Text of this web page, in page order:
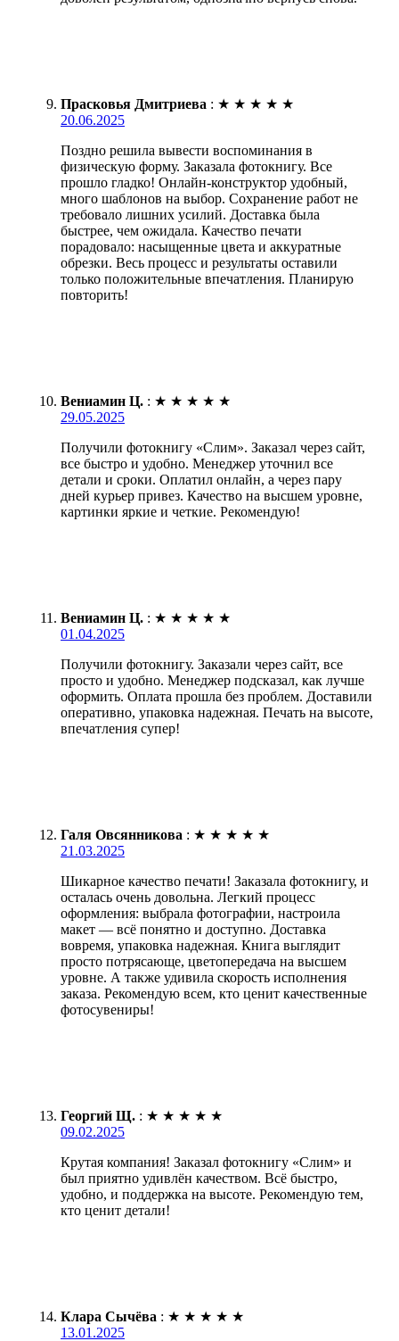
Прасковья Дмитриева : ★ ★ ★ ★ ★
20.06.2025
Поздно решила вывести воспоминания в
физическую форму. Заказала фотокнигу. Все
прошло гладко! Онлайн-конструктор удобный,
много шаблонов на выбор. Сохранение работ не
требовало лишних усилий. Доставка была
быстрее, чем ожидала. Качество печати
порадовало: насыщенные цвета и аккуратные
обрезки. Весь процесс и результаты оставили
только положительные впечатления. Планирую
повторить!
Вениамин Ц. : ★ ★ ★ ★ ★
29.05.2025
Получили фотокнигу «Слим». Заказал через сайт,
все быстро и удобно. Менеджер уточнил все
детали и сроки. Оплатил онлайн, а через пару
дней курьер привез. Качество на высшем уровне,
картинки яркие и четкие. Рекомендую!
Вениамин Ц. : ★ ★ ★ ★ ★
01.04.2025
Получили фотокнигу. Заказали через сайт, все
просто и удобно. Менеджер подсказал, как лучше
оформить. Оплата прошла без проблем. Доставили
оперативно, упаковка надежная. Печать на высоте,
впечатления супер!
Галя Овсянникова : ★ ★ ★ ★ ★
21.03.2025
Шикарное качество печати! Заказала фотокнигу, и
осталась очень довольна. Легкий процесс
оформления: выбрала фотографии, настроила
макет — всё понятно и доступно. Доставка
вовремя, упаковка надежная. Книга выглядит
просто потрясающе, цветопередача на высшем
уровне. А также удивила скорость исполнения
заказа. Рекомендую всем, кто ценит качественные
фотосувениры!
Георгий Щ. : ★ ★ ★ ★ ★
09.02.2025
Крутая компания! Заказал фотокнигу «Слим» и
был приятно удивлён качеством. Всё быстро,
удобно, и поддержка на высоте. Рекомендую тем,
кто ценит детали!
Клара Сычёва : ★ ★ ★ ★ ★
13.01.2025